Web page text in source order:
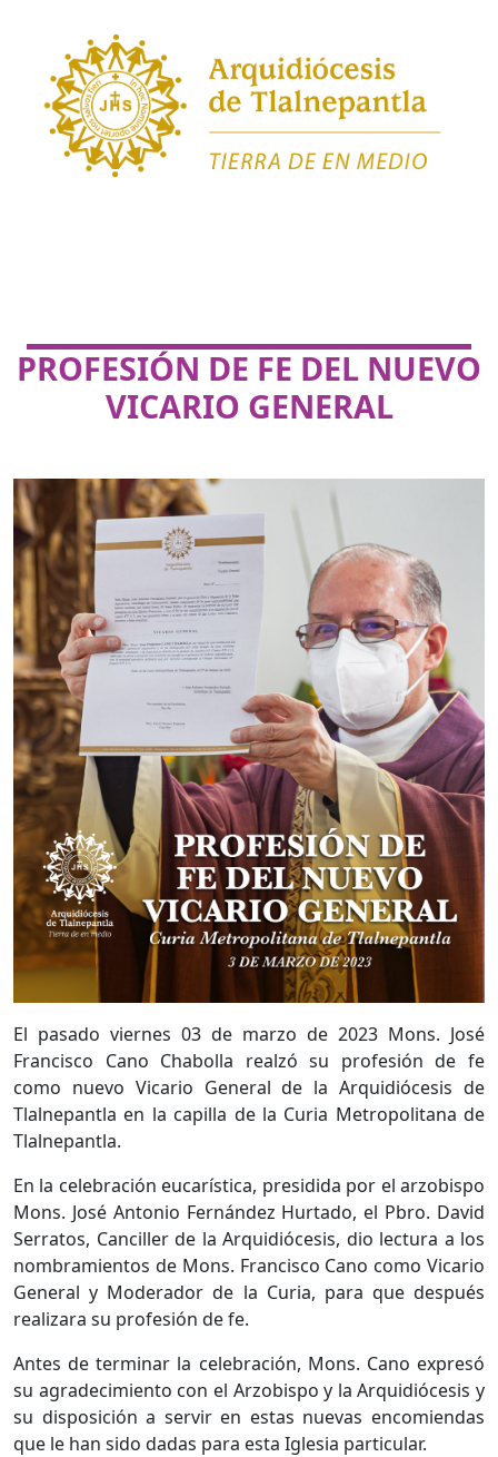
PROFESIÓN DE FE DEL NUEVO
VICARIO GENERAL
El pasado viernes 03 de marzo de 2023 Mons. José
Francisco Cano Chabolla realzó su profesión de fe
como nuevo Vicario General de la Arquidiócesis de
Tlalnepantla en la capilla de la Curia Metropolitana de
Tlalnepantla.
En la celebración eucarística, presidida por el arzobispo
Mons. José Antonio Fernández Hurtado, el Pbro. David
Serratos, Canciller de la Arquidiócesis, dio lectura a los
nombramientos de Mons. Francisco Cano como Vicario
General y Moderador de la Curia, para que después
realizara su profesión de fe.
Antes de terminar la celebración, Mons. Cano expresó
su agradecimiento con el Arzobispo y la Arquidiócesis y
su disposición a servir en estas nuevas encomiendas
que le han sido dadas para esta Iglesia particular.